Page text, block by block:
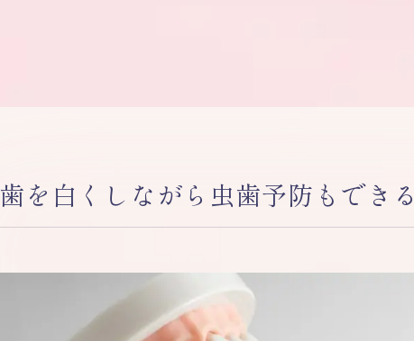
歯を白くしながら虫歯予防もでき